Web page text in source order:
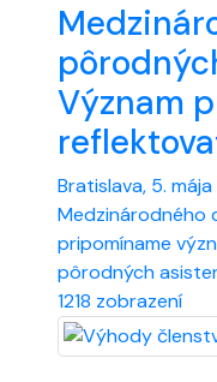
Význam
Bratislava, 5.
Medzinárodného
pripomíname
pôrodných
1218 zobrazení